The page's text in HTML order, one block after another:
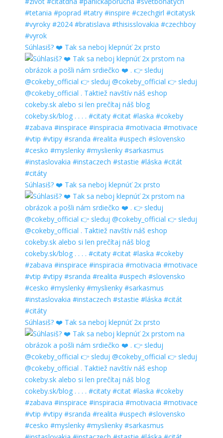
Súhlasiš? ❤️ Tak sa neboj klepnúť 2x prsto
Súhlasiš? ❤️ Tak sa neboj klepnúť 2x prsto
Súhlasiš? ❤️ Tak sa neboj klepnúť 2x prsto